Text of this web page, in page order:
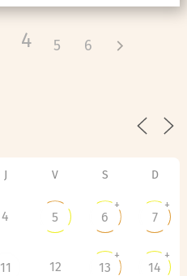
4 5 6
J V S D
4 5 6
+
7
+
11 12 13
+
14
+